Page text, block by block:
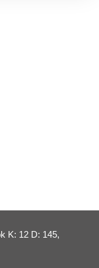
K: 12 D: 145,